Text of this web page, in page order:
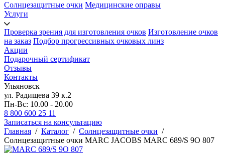
Солнцезащитные очки Медицинские оправы
Услуги
Проверка зрения для изготовления очков Изготовление очков
на заказ Подбор прогрессивных очковых линз
Акции
Подарочный сертификат
Отзывы
Контакты
Ульяновск
ул. Радищева 39 к.2
Пн-Вс: 10.00 - 20.00
8 800 600 25 11
Записаться на консультацию
Главная / Каталог / Солнцезащитные очки /
Солнцезащитные очки MARC JACOBS MARC 689/S 9O 807